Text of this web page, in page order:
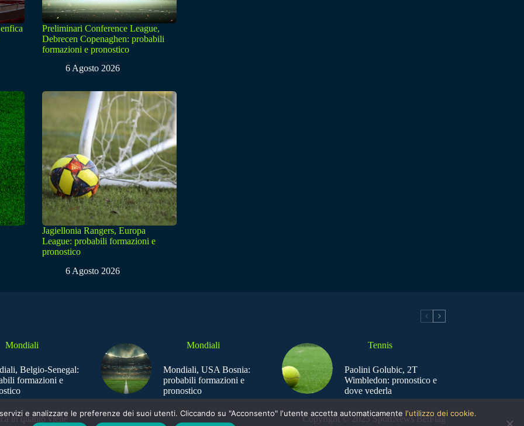
Preliminari Conference League,
Debrecen Copenaghen: probabili
formazioni e pronostico
6 Agosto 2026
Jagiellonia Rangers, Europa
League: probabili formazioni e
pronostico
6 Agosto 2026
Mondiali
Belgio-Senegal:
formazioni e
Mondiali
Mondiali, USA Bosnia:
probabili formazioni e
pronostico
Tennis
Paolini Golubic, 2T
Wimbledon: pronostico e
dove vederla
in quanto viene
Copyright © 2025 SportNews BetFlag
e analizzare le preferenze dei suoi utenti. Cliccando su "Acconsento" l'utente accetta automaticamente l'utilizzo dei cookie.